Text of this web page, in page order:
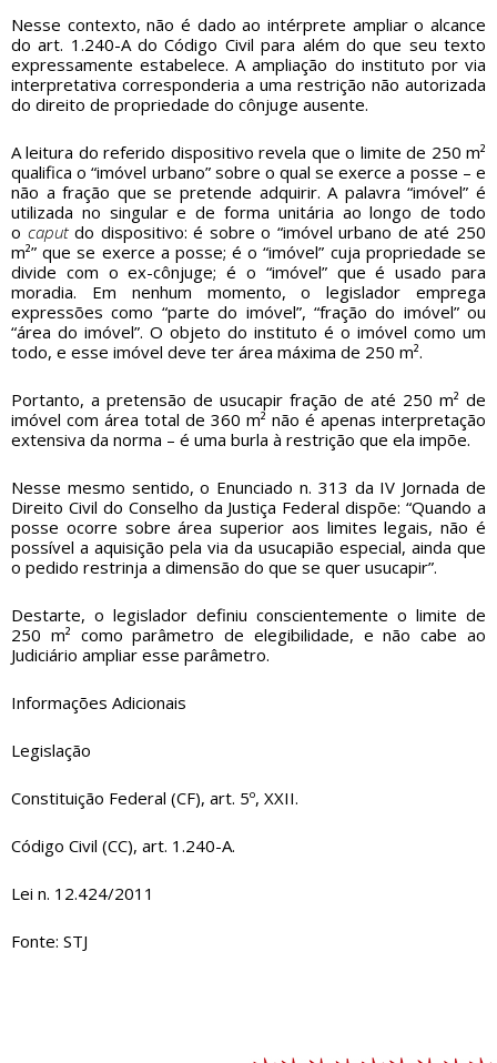
Nesse contexto, não é dado ao intérprete ampliar o alcance
do art. 1.240-A do Código Civil para além do que seu texto
expressamente estabelece. A ampliação do instituto por via
interpretativa corresponderia a uma restrição não autorizada
do direito de propriedade do cônjuge ausente.
A leitura do referido dispositivo revela que o limite de 250 m²
qualifica o “imóvel urbano” sobre o qual se exerce a posse – e
não a fração que se pretende adquirir. A palavra “imóvel” é
utilizada no singular e de forma unitária ao longo de todo
o caputdo dispositivo: é sobre o “imóvel urbano de até 250
m²” que se exerce a posse; é o “imóvel” cuja propriedade se
divide com o ex-cônjuge; é o “imóvel” que é usado para
moradia. Em nenhum momento, o legislador emprega
expressões como “parte do imóvel”, “fração do imóvel” ou
“área do imóvel”. O objeto do instituto é o imóvel como um
todo, e esse imóvel deve ter área máxima de 250 m².
Portanto, a pretensão de usucapir fração de até 250 m² de
imóvel com área total de 360 m² não é apenas interpretação
extensiva da norma – é uma burla à restrição que ela impõe.
Nesse mesmo sentido, o Enunciado n. 313 da IV Jornada de
Direito Civil do Conselho da Justiça Federal dispõe: “Quando a
posse ocorre sobre área superior aos limites legais, não é
possível a aquisição pela via da usucapião especial, ainda que
o pedido restrinja a dimensão do que se quer usucapir”.
Destarte, o legislador definiu conscientemente o limite de
250 m² como parâmetro de elegibilidade, e não cabe ao
Judiciário ampliar esse parâmetro.
Informações Adicionais
Legislação
Constituição Federal (CF), art. 5º, XXII.
Código Civil (CC), art. 1.240-A.
Lei n. 12.424/2011
Fonte: STJ